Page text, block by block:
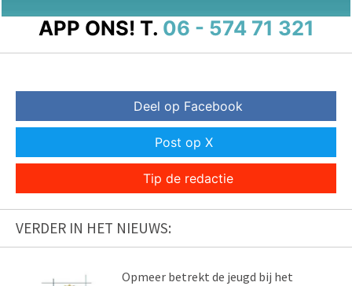
APP ONS! T. 06 - 574 71 321
Deel op Facebook
Post op X
Tip de redactie
VERDER IN HET NIEUWS:
Opmeer betrekt de jeugd bij het